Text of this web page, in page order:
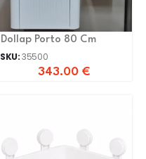
Dollap Porto 80 Cm
SKU:35500
343.00 €